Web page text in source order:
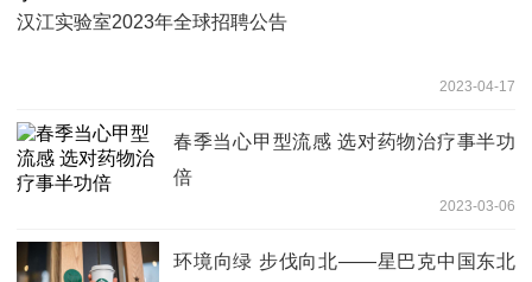
汉江实验室2023年全球招聘公告
2023-04-17
春季当心甲型流感 选对药物治疗事半功
倍
2023-03-06
环境向绿 步伐向北——星巴克中国东北